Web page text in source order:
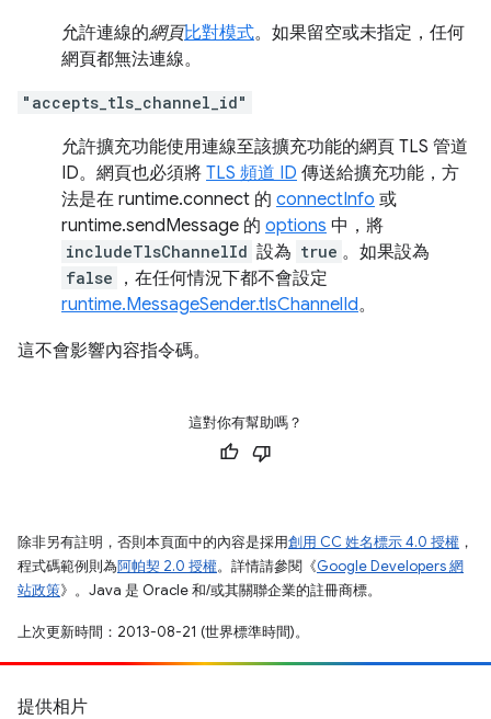
允許連線的網頁比對模式。如果留空或未指定，任何
網頁都無法連線。
"accepts_tls_channel_id"
允許擴充功能使用連線至該擴充功能的網頁 TLS 管道
ID。網頁也必須將 TLS 頻道 ID 傳送給擴充功能，方
法是在 runtime.connect 的 connectInfo 或
runtime.sendMessage 的 options 中，將
includeTlsChannelId 設為 true 。如果設為
false
，在任何情況下都不會設定
runtime.MessageSender.tlsChannelId。
這不會影響內容指令碼。
這對你有幫助嗎？
除非另有註明，否則本頁面中的內容是採用創用 CC 姓名標示 4.0 授權 ，
程式碼範例則為阿帕契 2.0 授權。詳情請參閱《Google Developers 網
站政策》。Java 是 Oracle 和/或其關聯企業的註冊商標。
上次更新時間：2013-08-21 (世界標準時間)。
提供相片